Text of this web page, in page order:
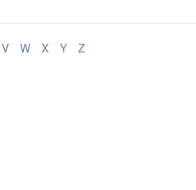
V W X Y Z